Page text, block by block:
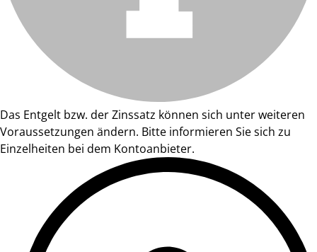
Das Entgelt bzw. der Zinssatz können sich unter weiteren
Voraussetzungen ändern. Bitte informieren Sie sich zu
Einzelheiten bei dem Kontoanbieter.